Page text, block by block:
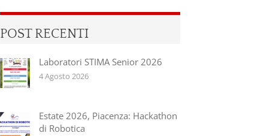
POST RECENTI
Laboratori STIMA Senior 2026
4 Agosto 2026
Estate 2026, Piacenza: Hackathon
di Robotica